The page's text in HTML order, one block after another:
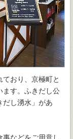
おり、京極町と
ます。ふきだし公
だし湧水」があ
などをご用意し